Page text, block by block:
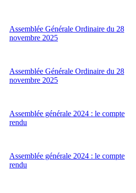
Assemblée Générale Ordinaire du 28
novembre 2025
Assemblée Générale Ordinaire du 28
novembre 2025
Assemblée générale 2024 : le compte
rendu
Assemblée générale 2024 : le compte
rendu